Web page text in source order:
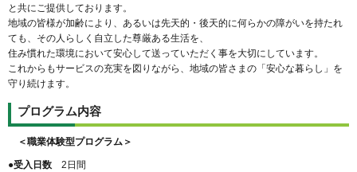
と共にご提供しております。
地域の皆様が加齢により、あるいは先天的・後天的に何らかの障がいを持たれ
ても、その人らしく自立した尊厳ある生活を、
住み慣れた環境において安心して送っていただく事を大切にしています。
これからもサービスの充実を図りながら、地域の皆さまの「安心な暮らし」を
守り続けます。
プログラム内容
＜職業体験型プログラム＞
●受入日数 2日間